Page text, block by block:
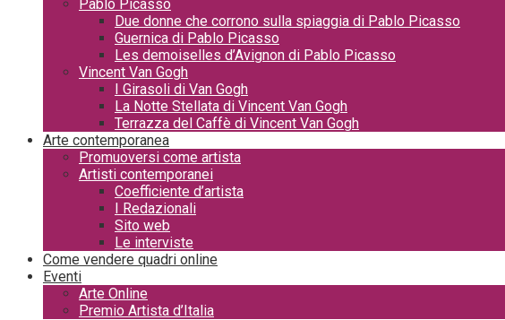
Pablo Picasso
Due donne che corrono sulla spiaggia di Pablo Picasso
Guernica di Pablo Picasso
Les demoiselles d’Avignon di Pablo Picasso
Vincent Van Gogh
I Girasoli di Van Gogh
La Notte Stellata di Vincent Van Gogh
Terrazza del Caffè di Vincent Van Gogh
Arte contemporanea
Promuoversi come artista
Artisti contemporanei
Coefficiente d’artista
I Redazionali
Sito web
Le interviste
Come vendere quadri online
Eventi
Arte Online
Premio Artista d’Italia